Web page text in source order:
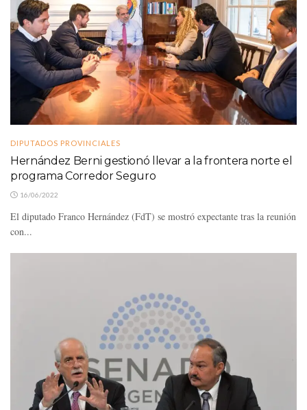
DIPUTADOS PROVINCIALES
Hernández Berni gestionó llevar a la frontera norte el
programa Corredor Seguro
16/06/2022
El diputado Franco Hernández (FdT) se mostró expectante tras la reunión
con...